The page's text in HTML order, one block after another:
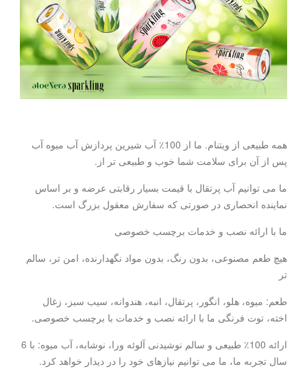
همه طبیعی از ویتنام. ما از 100٪ آب شیرین پردازش آب میوه آب
پس از آن برای سلامت شما خوب و طبیعی تر از.
ما می توانیم آب پرتقال با قیمت بسیار رقابتی عرضه و بر اساس
نماینده انحصاری در صورتی که سفارش معقول بزرگ است.
ما با ارائه نصب و خدمات برچسب خصوصی
هیچ طعم مصنوعی، بدون رنگ، بدون مواد نگهدارنده، امن تر، سالم
تر
طعم: میوه، هلو، انگور، پرتقال، انبه، هندوانه، سیب سبز، زغال
اخته، توت فرنگی ما با ارائه نصب و خدمات با برچسب خصوصی.
ارائه 100٪ طبیعی و سالم نوشیدنی آلوئه ورا، نوشابه، آب میوه: با 6
سال تجربه ما، ما می توانیم نیازهای خود را در دیدار خواهد کرد.